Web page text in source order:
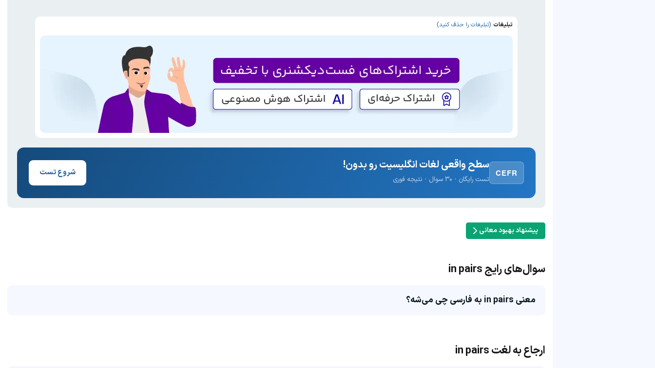
تبلیغات (تبلیغات را حذف کنید)
CEFR
سطح واقعی لغات انگلیسیت رو بدون!
تست رایگان · ۳۰ سوال · نتیجه فوری
شروع تست
پیشنهاد بهبود معانی
سوال‌های رایج in pairs
معنی in pairs به فارسی چی می‌شه؟
ارجاع به لغت in pairs